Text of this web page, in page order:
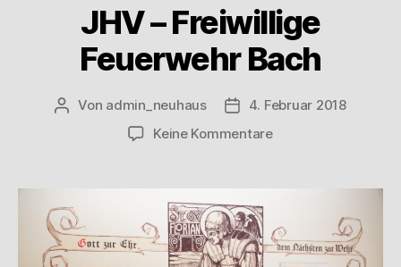
JHV – Freiwillige
Feuerwehr Bach
Von admin_neuhaus
4. Februar 2018
Keine Kommentare